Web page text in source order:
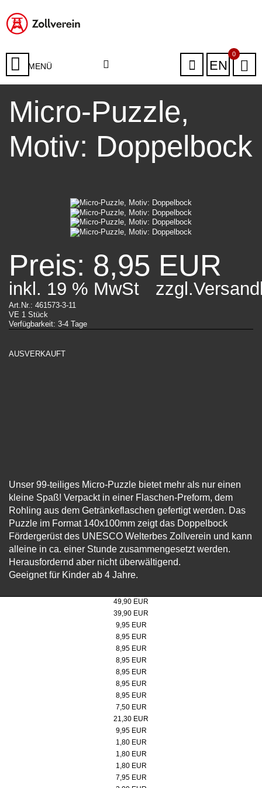
MENÜ EN
0
Micro-Puzzle,
Motiv: Doppelbock
Preis: 8,95 EUR
inkl. 19 % MwSt
Art.Nr.: 461573-3-11
VE 1 Stück
Verfügbarkeit: 3-4 Tage
AUSVERKAUFT
Unser 99-teiliges Micro-Puzzle bietet mehr als nur einen
kleine Spaß! Verpackt in einer Flaschen-Preform, dem
Rohling aus dem Getränkeflaschen gefertigt werden. Das
Puzzle im Format 140x100mm zeigt das Doppelbock
Fördergerüst des UNESCO Welterbes Zollverein und kann
alleine in ca. einer Stunde zusammengesetzt werden.
Herausfordernd aber nicht überwältigend.
Geeignet für Kinder ab 4 Jahre.
49,90 EUR
Steiff Teddybär "Bärgmann" 21cm
39,90 EUR
Poster 50x70 cm, Doppelbock Abendrot
9,95 EUR
Micro-Puzzle, Motiv: Doppelbock
8,95 EUR
Micro-Puzzle Motiv: Kokerei
8,95 EUR
Micro-Puzzle, Motiv: Doppelbock Extraschicht
8,95 EUR
Micro-Puzzle, Motiv: Kokerei Extraschicht
8,95 EUR
Micro-Puzzle, Motiv: Werksschwimmbad
8,95 EUR
Micro-Puzzle, Motiv: Lageplan
8,95 EUR
Badeente
7,50 EUR
Pitchgabel
21,30 EUR
Spieluhr Steigerlied, Zollverein-Edition
9,95 EUR
Button, rot/weiß
1,80 EUR
Button, schwarz
1,80 EUR
Button, rot
1,80 EUR
Jacken- und Taschenhalter
7,95 EUR
Kühlschrankmagnet & Kapselheber, Doppelbock schwarz/weiß